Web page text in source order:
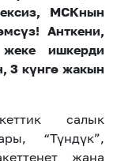
МСКнын
Анткени,
ишкерди
3 күнгө жакын
салык
“Түндүк”,
жана